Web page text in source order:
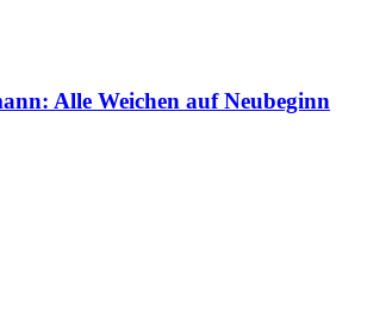
Alle Weichen auf Neubeginn